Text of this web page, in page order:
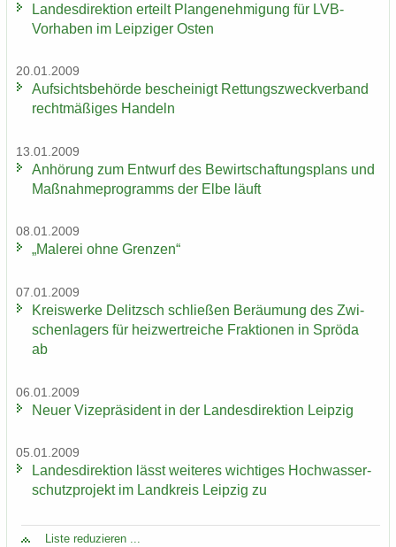
Lan­des­di­rek­ti­on er­teilt Plan­ge­neh­mi­gung für LVB-​
Vorhaben im Leip­zi­ger Osten
20.01.2009
Auf­sichts­be­hör­de be­schei­nigt Ret­tungs­zweck­ver­band
recht­mä­ßi­ges Han­deln
13.01.2009
An­hö­rung zum Ent­wurf des Be­wirt­schaf­tungs­plans und
Maß­nah­me­pro­gramms der Elbe läuft
08.01.2009
„Ma­le­rei ohne Gren­zen“
07.01.2009
Kreis­wer­ke De­litzsch schlie­ßen Be­räu­mung des Zwi­
schen­la­gers für heiz­wertrei­che Frak­tio­nen in Sprö­da
ab
06.01.2009
Neuer Vi­ze­prä­si­dent in der Lan­des­di­rek­ti­on Leip­zig
05.01.2009
Lan­des­di­rek­ti­on lässt wei­te­res wich­ti­ges Hoch­was­ser­
schutz­pro­jekt im Land­kreis Leip­zig zu
Liste re­du­zie­ren ...